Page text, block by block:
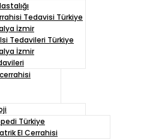
Tedavisi Türkiye
İzmir
Tedavileri Türkiye
İzmir
Türkiye
El Cerrahisi